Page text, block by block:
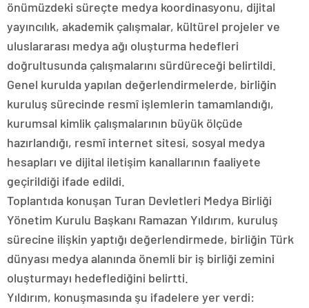
önümüzdeki süreçte medya koordinasyonu, dijital
yayıncılık, akademik çalışmalar, kültürel projeler ve
uluslararası medya ağı oluşturma hedefleri
doğrultusunda çalışmalarını sürdüreceği belirtildi.
Genel kurulda yapılan değerlendirmelerde, birliğin
kuruluş sürecinde resmî işlemlerin tamamlandığı,
kurumsal kimlik çalışmalarının büyük ölçüde
hazırlandığı, resmî internet sitesi, sosyal medya
hesapları ve dijital iletişim kanallarının faaliyete
geçirildiği ifade edildi.
Toplantıda konuşan Turan Devletleri Medya Birliği
Yönetim Kurulu Başkanı Ramazan Yıldırım, kuruluş
sürecine ilişkin yaptığı değerlendirmede, birliğin Türk
dünyası medya alanında önemli bir iş birliği zemini
oluşturmayı hedeflediğini belirtti.
Yıldırım, konuşmasında şu ifadelere yer verdi: